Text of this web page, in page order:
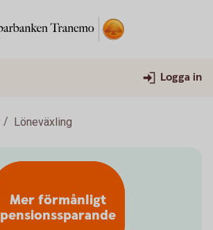
Logga in
Löneväxling
Mer förmånligt
pensionssparande